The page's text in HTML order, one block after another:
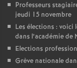
Professeurs
jeudi 15 novembre
Les élections : voici
dans l’académie de
Elections
Grève nationale